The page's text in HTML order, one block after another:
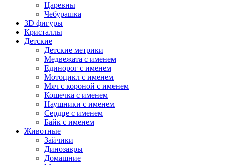
Царевны
Чебурашка
3D фигуры
Кристаллы
Детские
Детские метрики
Медвежата с именем
Единорог с именем
Мотоцикл с именем
Мяч с короной с именем
Кошечка с именем
Наушники с именем
Сердце с именем
Байк с именем
Животные
Зайчики
Динозавры
Домашние